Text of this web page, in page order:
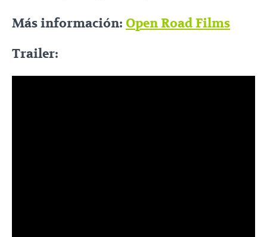
Más información: Open Road Films
Trailer: